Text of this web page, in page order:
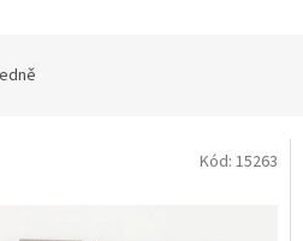
Kód: 15263